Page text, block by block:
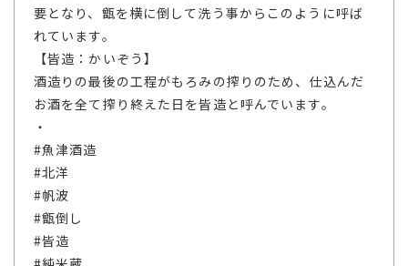
要となり、甑を横に倒して洗う事からこのように呼ば
れています。
【皆造：かいぞう】
酒造りの最後の工程がもろみの搾りのため、仕込んだ
お酒を全て搾り終えた日を皆造と呼んでいます。
・
#魚津酒造
#北洋
#帆波
#甑倒し
#皆造